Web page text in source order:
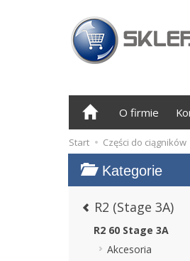
O firmie
Start Części do ciągników
Kategorie
R2 (Stage 3A)
R2 60 Stage 3A
Akcesoria